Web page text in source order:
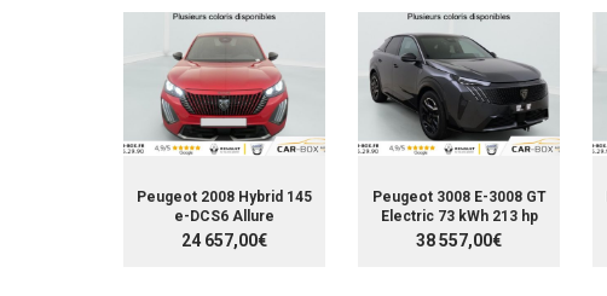
Peugeot 2008 Hybrid 145
e-DCS6 Allure
24 657,00€
Peugeot 3008 E-3008 GT
Electric 73 kWh 213 hp
38 557,00€